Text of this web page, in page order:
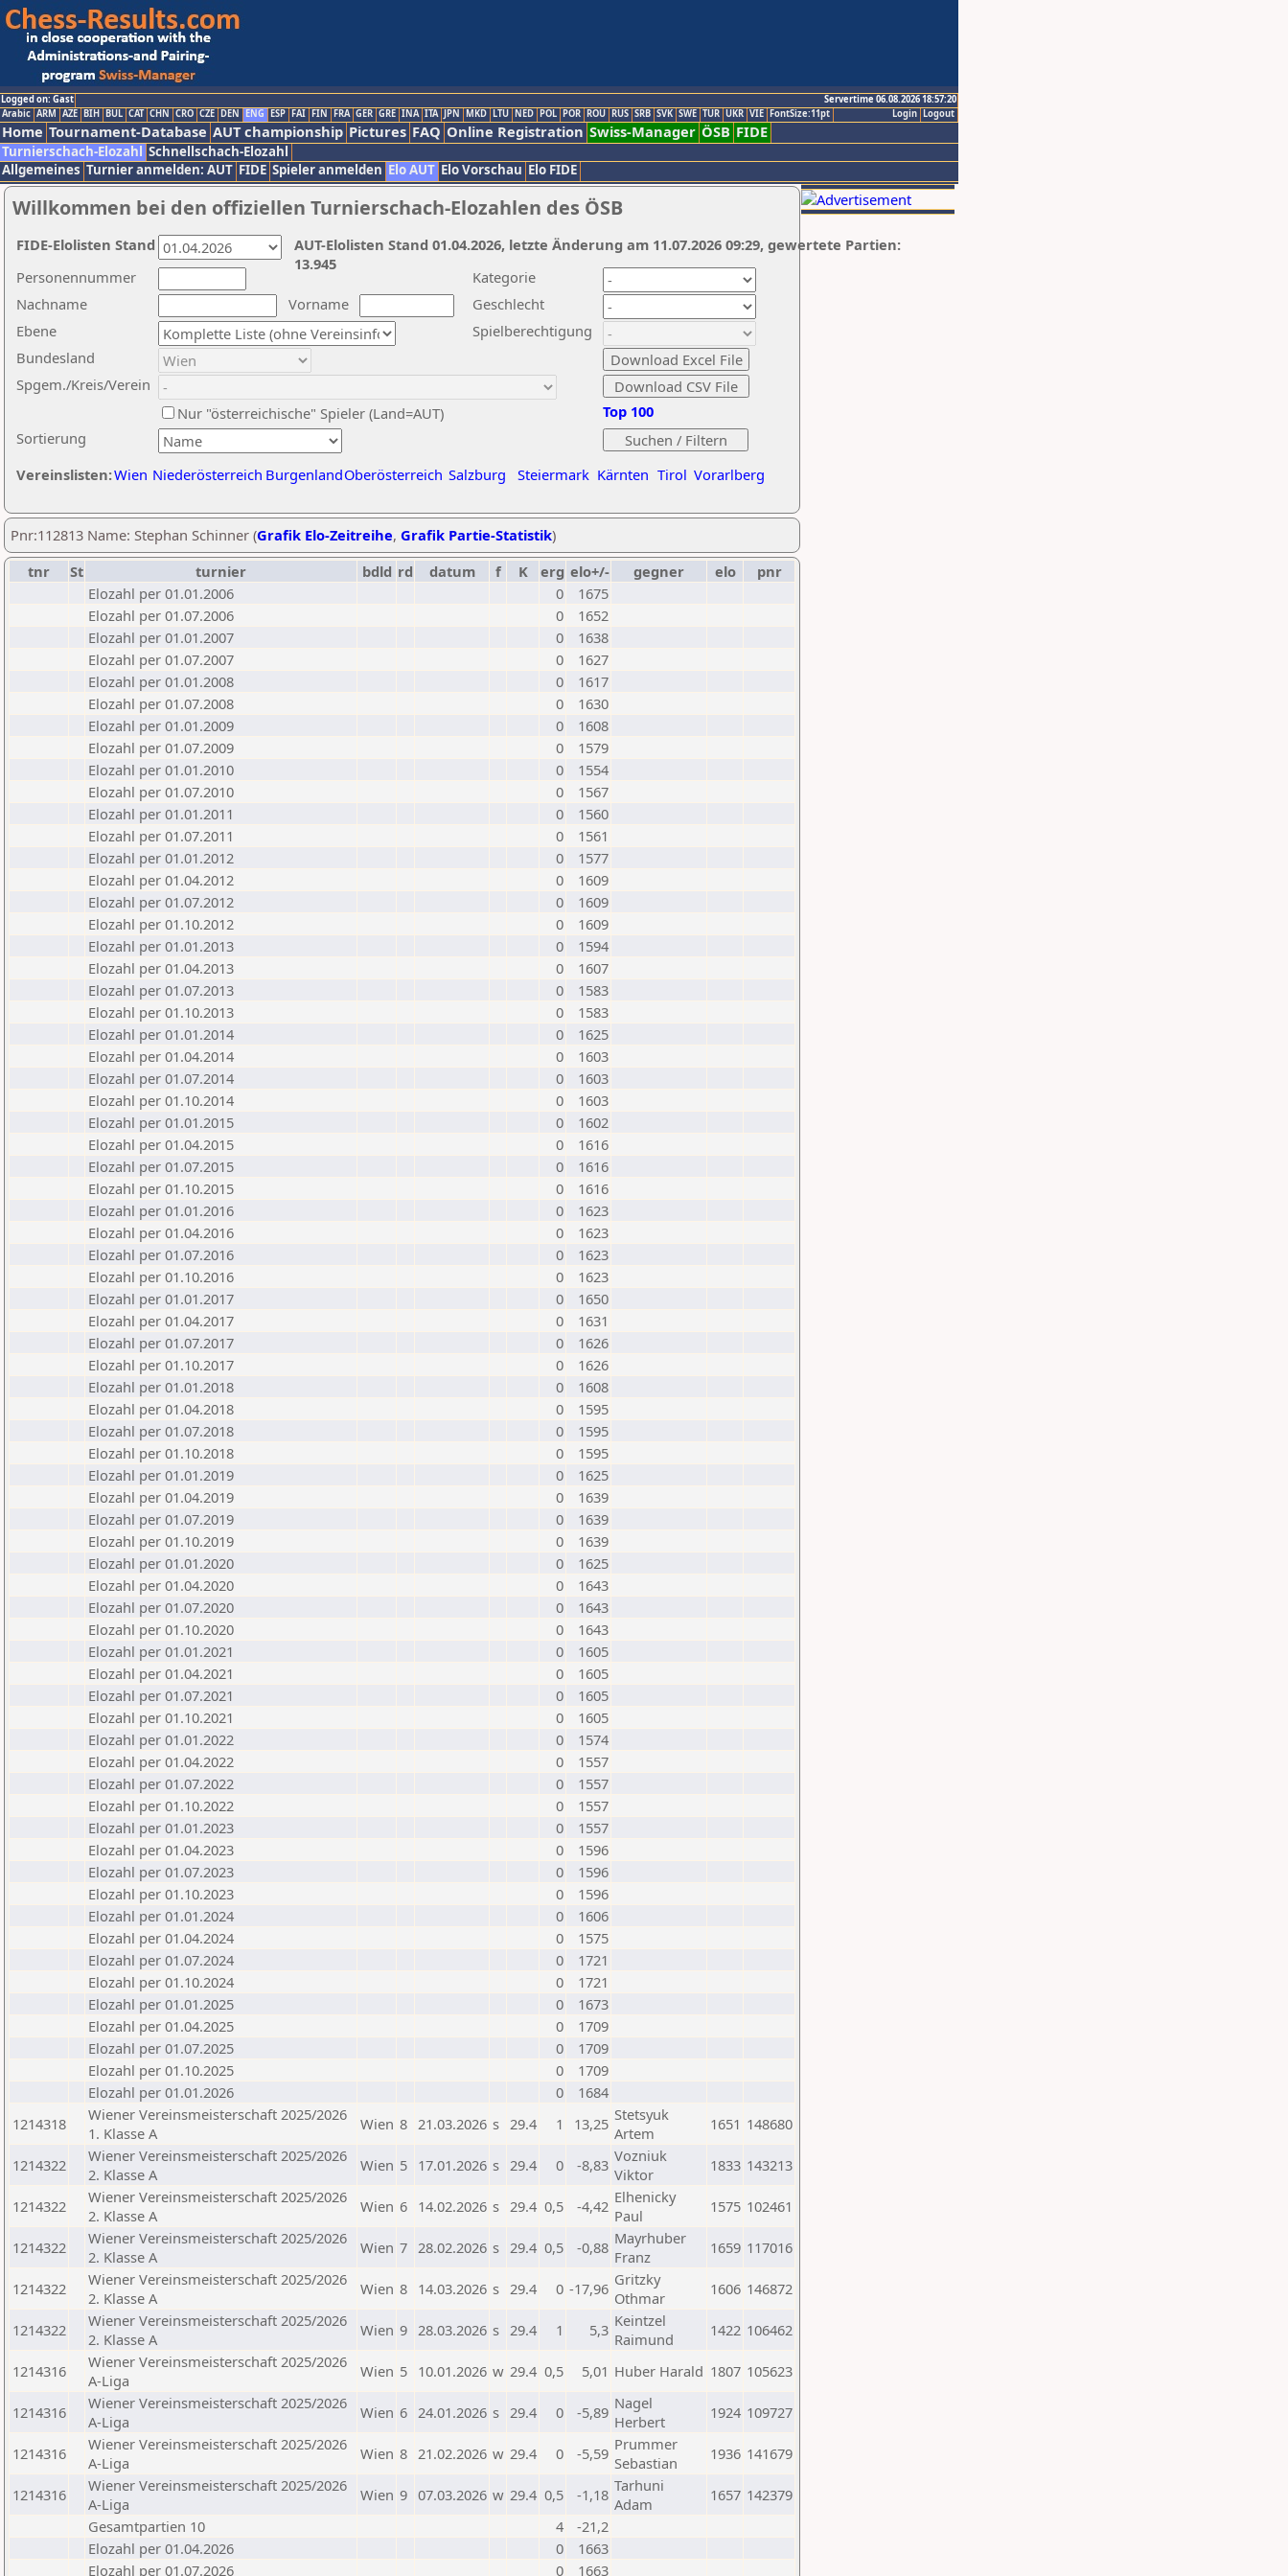
Logged on: Gast
Servertime 06.08.2026 18:57:20
Logout
Login
Arabic ARM AZE BIH BUL CAT CHN CRO CZE DEN ENG ESP FAI FIN FRA GER GRE INA ITA JPN MKD LTU NED POL POR ROU RUS SRB SVK SWE TUR UKR VIE FontSize:11pt
Home Tournament-Database AUT championship Pictures FAQ Online Registration Swiss-Manager ÖSB FIDE
Turnierschach-Elozahl Schnellschach-Elozahl
Allgemeines Turnier anmelden: AUT FIDE Spieler anmelden Elo AUT Elo Vorschau Elo FIDE
Willkommen bei den offiziellen Turnierschach-Elozahlen des ÖSB
Nachname
Vorname
Ebene
Kategorie
Sortierung
Personennummer
Bundesland
Spgem./Kreis/Verein
Geschlecht
Nur "österreichische" Spieler (Land=AUT)
Spielberechtigung
Vereinslisten:Wien Niederösterreich BurgenlandOberösterreich Salzburg Steiermark Kärnten Tirol Vorarlberg
Top 100
AUT-Elolisten Stand 01.04.2026, letzte Änderung am 11.07.2026 09:29, gewertete Partien:
13.945
FIDE-Elolisten Stand
Pnr:112813 Name: Stephan Schinner (Grafik Elo-Zeitreihe, Grafik Partie-Statistik)
tnr
St turnier bdld rd datum f K erg elo+/- gegner elo
pnr
Elozahl per 01.01.2006
0
1675
Elozahl per 01.07.2006
0
1652
Elozahl per 01.01.2007
0
1638
Elozahl per 01.07.2007
0
1627
Elozahl per 01.01.2008
0
1617
Elozahl per 01.07.2008
0
1630
Elozahl per 01.01.2009
0
1608
Elozahl per 01.07.2009
0
1579
Elozahl per 01.01.2010
0
1554
Elozahl per 01.07.2010
0
1567
Elozahl per 01.01.2011
0
1560
Elozahl per 01.07.2011
0
1561
Elozahl per 01.01.2012
0
1577
Elozahl per 01.04.2012
0
1609
Elozahl per 01.07.2012
0
1609
Elozahl per 01.10.2012
0
1609
Elozahl per 01.01.2013
0
1594
Elozahl per 01.04.2013
0
1607
Elozahl per 01.07.2013
0
1583
Elozahl per 01.10.2013
0
1583
Elozahl per 01.01.2014
0
1625
Elozahl per 01.04.2014
0
1603
Elozahl per 01.07.2014
0
1603
Elozahl per 01.10.2014
0
1603
Elozahl per 01.01.2015
0
1602
Elozahl per 01.04.2015
0
1616
Elozahl per 01.07.2015
0
1616
Elozahl per 01.10.2015
0
1616
Elozahl per 01.01.2016
0
1623
Elozahl per 01.04.2016
0
1623
Elozahl per 01.07.2016
0
1623
Elozahl per 01.10.2016
0
1623
Elozahl per 01.01.2017
0
1650
Elozahl per 01.04.2017
0
1631
Elozahl per 01.07.2017
0
1626
Elozahl per 01.10.2017
0
1626
Elozahl per 01.01.2018
0
1608
Elozahl per 01.04.2018
0
1595
Elozahl per 01.07.2018
0
1595
Elozahl per 01.10.2018
0
1595
Elozahl per 01.01.2019
0
1625
Elozahl per 01.04.2019
0
1639
Elozahl per 01.07.2019
0
1639
Elozahl per 01.10.2019
0
1639
Elozahl per 01.01.2020
0
1625
Elozahl per 01.04.2020
0
1643
Elozahl per 01.07.2020
0
1643
Elozahl per 01.10.2020
0
1643
Elozahl per 01.01.2021
0
1605
Elozahl per 01.04.2021
0
1605
Elozahl per 01.07.2021
0
1605
Elozahl per 01.10.2021
0
1605
Elozahl per 01.01.2022
0
1574
Elozahl per 01.04.2022
0
1557
Elozahl per 01.07.2022
0
1557
Elozahl per 01.10.2022
0
1557
Elozahl per 01.01.2023
0
1557
Elozahl per 01.04.2023
0
1596
Elozahl per 01.07.2023
0
1596
Elozahl per 01.10.2023
0
1596
Elozahl per 01.01.2024
0
1606
Elozahl per 01.04.2024
0
1575
Elozahl per 01.07.2024
0
1721
Elozahl per 01.10.2024
0
1721
Elozahl per 01.01.2025
0
1673
Elozahl per 01.04.2025
0
1709
Elozahl per 01.07.2025
0
1709
Elozahl per 01.10.2025
0
1709
Elozahl per 01.01.2026
0
1684
1214318
Wiener Vereinsmeisterschaft 2025/2026
1. Klasse A
Wien 8 21.03.2026 s 29.4 1 13,25 Stetsyuk
Artem
1651 148680
1214322
Wiener Vereinsmeisterschaft 2025/2026
2. Klasse A
Wien 5 17.01.2026 s 29.4 0 -8,83 Vozniuk
Viktor
1833 143213
1214322
Wiener Vereinsmeisterschaft 2025/2026
2. Klasse A
Wien 6 14.02.2026 s 29.4 0,5 -4,42 Elhenicky
Paul
1575 102461
1214322
Wiener Vereinsmeisterschaft 2025/2026
2. Klasse A
Wien 7 28.02.2026 s 29.4 0,5 -0,88 Mayrhuber
Franz
1659 117016
1214322
Wiener Vereinsmeisterschaft 2025/2026
2. Klasse A
Wien 8 14.03.2026 s 29.4 0 -17,96 Gritzky
Othmar
1606 146872
1214322
Wiener Vereinsmeisterschaft 2025/2026
2. Klasse A
Wien 9 28.03.2026 s 29.4 1 5,3 Keintzel
Raimund
1422 106462
1214316
Wiener Vereinsmeisterschaft 2025/2026
A-Liga
Wien 5 10.01.2026 w 29.4 0,5 5,01 Huber Harald 1807 105623
1214316
Wiener Vereinsmeisterschaft 2025/2026
A-Liga
Wien 6 24.01.2026 s 29.4 0 -5,89 Nagel
Herbert
1924 109727
1214316
Wiener Vereinsmeisterschaft 2025/2026
A-Liga
Wien 8 21.02.2026 w 29.4 0 -5,59 Prummer
Sebastian
1936 141679
1214316
Wiener Vereinsmeisterschaft 2025/2026
A-Liga
Wien 9 07.03.2026 w 29.4 0,5 -1,18 Tarhuni
Adam
1657 142379
Gesamtpartien 10
4
-21,2
Elozahl per 01.04.2026
0
1663
Elozahl per 01.07.2026
0 1663